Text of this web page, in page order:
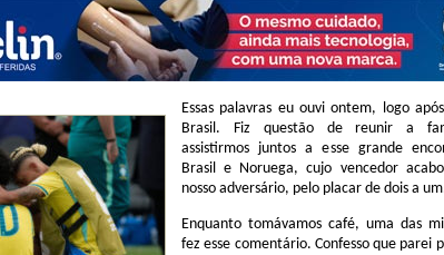
Essas palavras eu ouvi ontem, logo
Brasil. Fiz questão de reunir a
assistirmos juntos a esse grande
Brasil e Noruega, cujo vencedor
nosso adversário, pelo placar de dois a
Enquanto tomávamos café, uma das
fez esse comentário. Confesso que parei